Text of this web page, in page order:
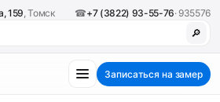
159, Томск ☎+7 (3822) 93-55-76· 935576
🔎
Записаться на замер